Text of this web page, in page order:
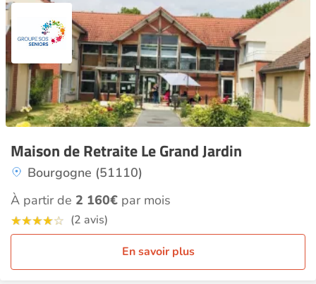
Maison de Retraite Le Grand Jardin
Bourgogne (51110)
À partir de 2 160€ par mois
(2 avis)
En savoir plus